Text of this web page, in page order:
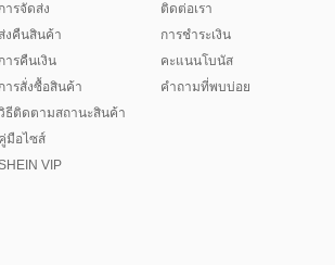
การจัดส่ง
ส่งคืนสินค้า
การคืนเงิน
การสั่งซื้อสินค้า
ธีติดตามสถานะสินค้า
คู่มือไซส์
VIP
ติดต่อเรา
การชำระเงิน
คะแนนโบนัส
คำถามที่พบบ่อย